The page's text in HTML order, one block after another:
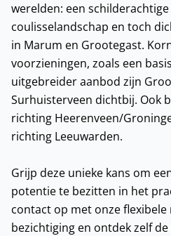
werelden: een
coulisselandschap en toch
in Marum en Grootegast.
voorzieningen, zoals een
uitgebreider aanbod zijn
Surhuisterveen dichtbij. Ook
richting Heerenveen/
richting Leeuwarden.
Grijp deze unieke kans om
potentie te bezitten in het
contact op met onze flexibele
bezichtiging en ontdek zelf